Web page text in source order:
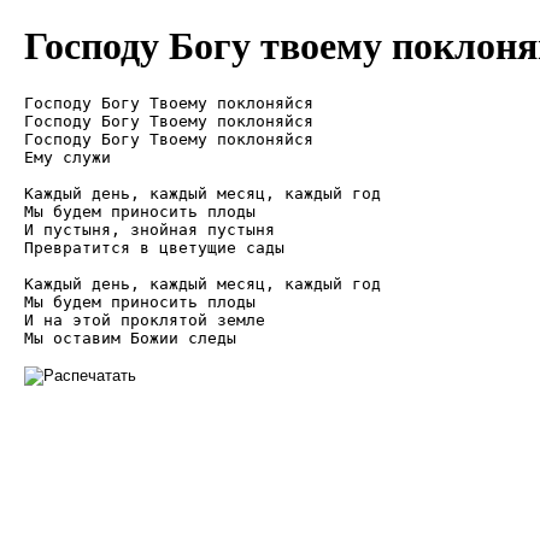
Господу Богу твоему
Господу Богу Твоему поклоняйся
Господу Богу Твоему поклоняйся
Господу Богу Твоему поклоняйся
Ему служи
Каждый день, каждый месяц, каждый год
Мы будем приносить плоды
И пустыня, знойная пустыня
Превратится в цветущие сады
Каждый день, каждый месяц, каждый год
Мы будем приносить плоды
И на этой проклятой земле